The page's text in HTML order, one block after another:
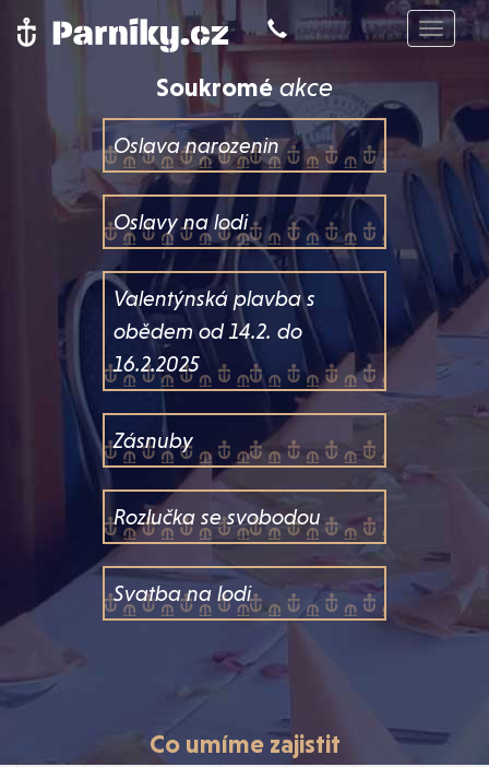
Toggle
Soukroméakce
Oslava narozenin
Oslavy na lodi
Valentýnská plavba s
obědem od 14.2. do
16.2.2025
Zásnuby
Rozlučka se svobodou
Svatba na lodi
Coumíme zajistit